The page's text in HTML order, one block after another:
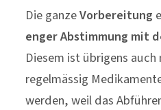
Die ganzeVorbereitung
enger Abstimmung mit
Diesem ist übrigens
regelmässig
werden, weil das